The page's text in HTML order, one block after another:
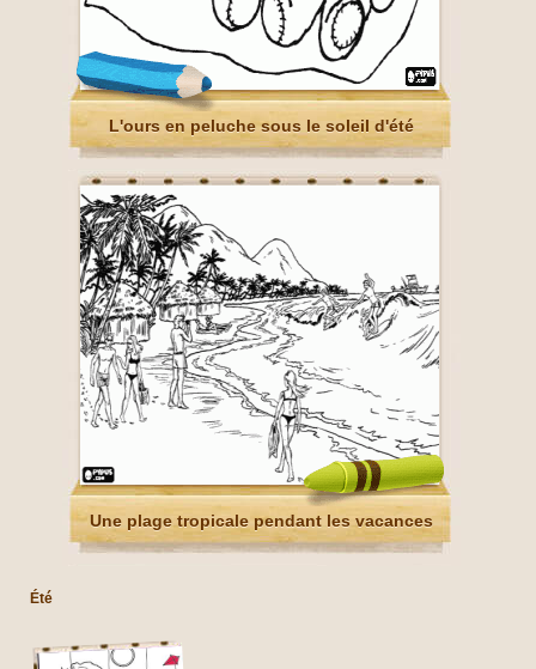
L'ours en peluche sous le soleil d'été
Une plage tropicale pendant les vacances
Été